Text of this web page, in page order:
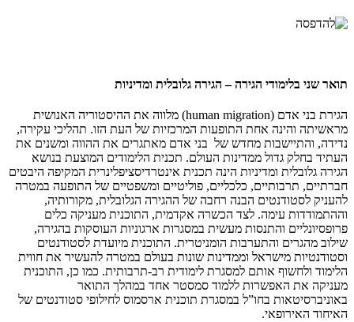
תואר שני בלימודי הגירה – הגירה גלובלית ומדיניות
הגירת בני אדם (human migration) מלווה את ההיסטוריה האנושית
מראשיתה והינה אחת התופעות המרכזיות של העת הזו. תהליכי עקירה,
נדידה, והתיישבות מחדש של בני אדם מאתגרים את ההווה ומשנים את
העתיד בחלק גדול ממדינות העולם. תכנית הלימודים המוצעת בנושא
הגירה גלובלית ומדיניות הינה תכנית אינטרדיסציפלינרית המקיפה היבטים
חברתיים, תרבותיים, כלכליים, פוליטיים ומשפטיים של התופעה במטרה
להעניק לסטודנטים הבנה רחבה של ההגירה הגלובלית, מקורותיה,
וההתמודדות עימה. לצד הכשרה אקדמית, התוכנית מעניקה כלים
פרופסיונליים והתנסות מעשית במסגרות ארגוניות העוסקות בהגירה,
שילוב מהגרים והתערבות הומניטרית. התוכנית מיועדת לסטודנטים
וסטודנטיות מישראל וממדינות שונות בעולם במטרה להעשיר את חווית
הלימוד ולחשוף אותם למסגרת לימודית רב-תרבותית. כמו כן, התוכנית
מעניקה את האפשרות ללמוד סמסטר אחד במהלך התואר
באוניברסיטאות בחו”ל במסגרת תוכנית ארסמוס לחילופי סטודנטים של
האיחוד האירופאי.